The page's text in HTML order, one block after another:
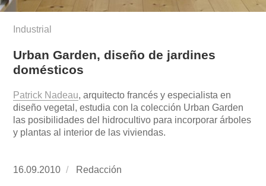
Industrial
Urban Garden, diseño de jardines
domésticos
Patrick Nadeau, arquitecto francés y especialista en
diseño vegetal, estudia con la colección Urban Garden
las posibilidades del hidrocultivo para incorporar árboles
y plantas al interior de las viviendas.
Publicado
16.09.2010 https://www.experimenta.es/author/redaccion/
Redacción